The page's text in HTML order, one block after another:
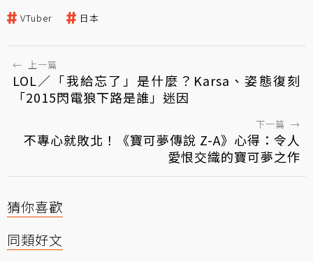
VTuber 日本
← 上一篇
LOL／「我給忘了」是什麼？Karsa、姿態復刻
「2015閃電狼下路是誰」迷因
下一篇 →
不專心就敗北！《寶可夢傳說 Z-A》心得：令人
愛恨交織的寶可夢之作
猜你喜歡
同類好文